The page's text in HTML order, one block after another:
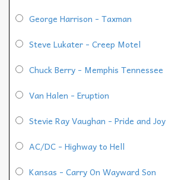
George Harrison - Taxman
Steve Lukater - Creep Motel
Chuck Berry - Memphis Tennessee
Van Halen - Eruption
Stevie Ray Vaughan - Pride and Joy
AC/DC - Highway to Hell
Kansas - Carry On Wayward Son